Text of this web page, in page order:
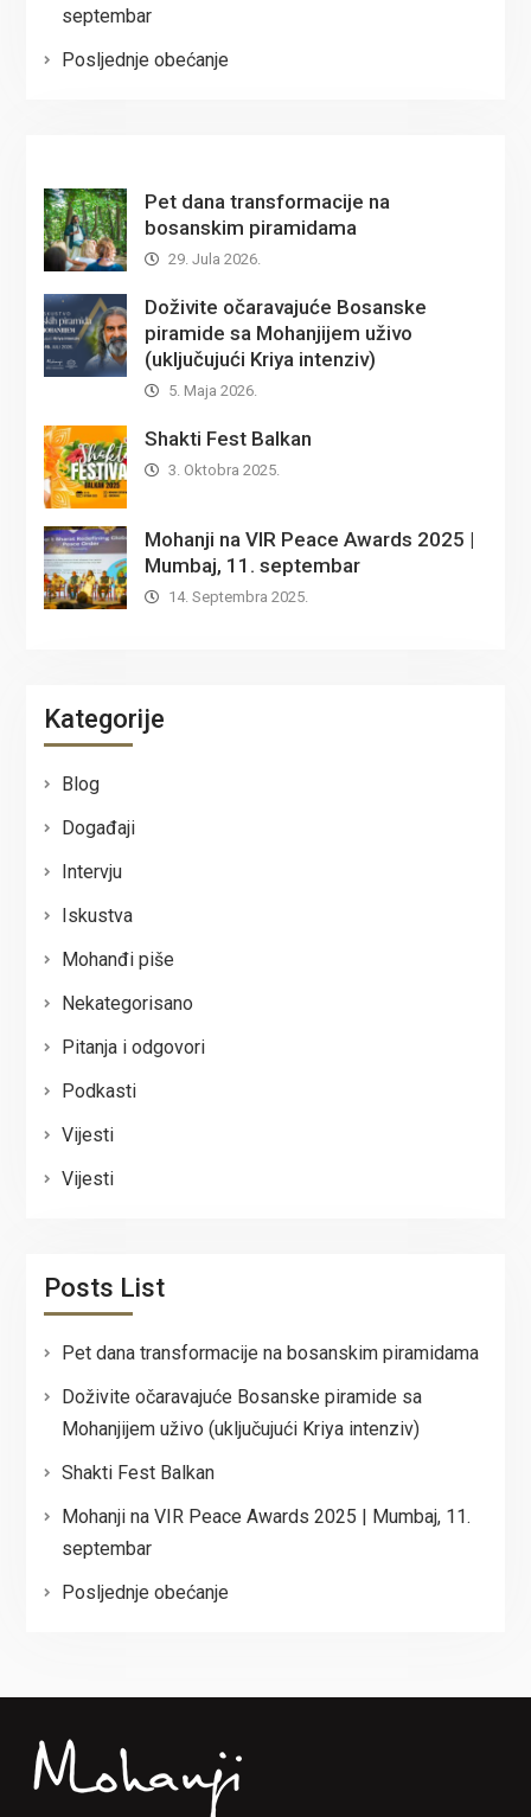
septembar
Posljednje obećanje
Pet dana transformacije na
bosanskim piramidama
29. Jula 2026.
Doživite očaravajuće Bosanske
piramide sa Mohanjijem uživo
(uključujući Kriya intenziv)
5. Maja 2026.
Shakti Fest Balkan
3. Oktobra 2025.
Mohanji na VIR Peace Awards 2025 |
Mumbaj, 11. septembar
14. Septembra 2025.
Kategorije
Blog
Događaji
Intervju
Iskustva
Mohanđi piše
Nekategorisano
Pitanja i odgovori
Podkasti
Vijesti
Vijesti
Posts List
Pet dana transformacije na bosanskim piramidama
Doživite očaravajuće Bosanske piramide sa
Mohanjijem uživo (uključujući Kriya intenziv)
Shakti Fest Balkan
Mohanji na VIR Peace Awards 2025 | Mumbaj, 11.
septembar
Posljednje obećanje